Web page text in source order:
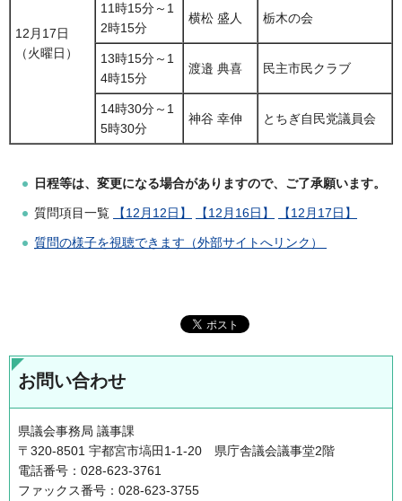
12月17日
（火曜日）
11時15分～1
2時15分
横松 盛人 栃木の会
13時15分～1
4時15分
渡邉 典喜 民主市民クラブ
14時30分～1
5時30分
神谷 幸伸 とちぎ自民党議員会
日程等は、変更になる場合がありますので、ご了承願います。
質問項目一覧 【12月12日】 【12月16日】 【12月17日】
質問の様子を視聴できます（外部サイトへリンク）
お問い合わせ
県議会事務局 議事課
〒320-8501 宇都宮市塙田1-1-20 県庁舎議会議事堂2階
電話番号：028-623-3761
ファックス番号：028-623-3755